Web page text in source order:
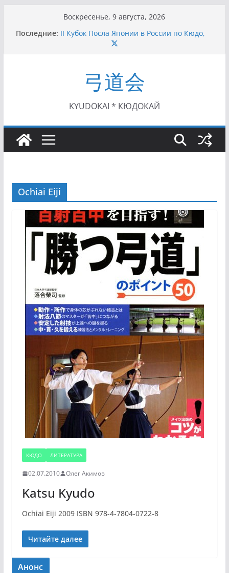
содержимому
Воскресенье, 9 августа, 2026
Последние: II Кубок Посла Японии в России по Кюдо,
Орёл (25.07.2021)
Семинар по кюдо в Омске (22-23.05.2021)
Чемпионат Росcии, Дёмино (2-5.09.2021)
II этап Кубка Московской области по Кюдо
/Сейдокан III (01.08.2021)
弓道会
KYUDOKAI * КЮДОКАЙ
Ochiai Eiji
КЮДО ЛИТЕРАТУРА
02.07.2010 Олег Акимов
Katsu Kyudo
Ochiai Eiji 2009 ISBN 978-4-7804-0722-8
Читайте далее
Анонс